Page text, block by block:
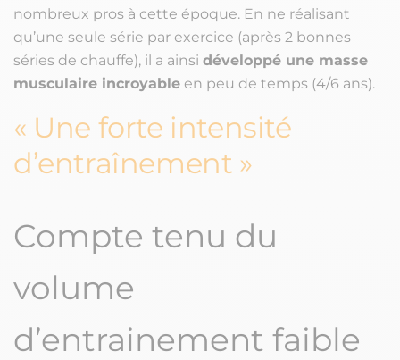
nombreux pros à cette époque. En ne réalisant
qu’une seule série par exercice (après 2 bonnes
séries de chauffe), il a ainsi développé une masse
musculaire incroyable en peu de temps (4/6 ans).
Une forte intensité
d’entraînement
Compte tenu du
volume
d’entrainement faible